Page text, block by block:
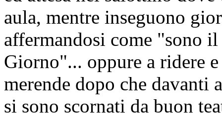
aula, mentre inseguono
affermandosi come "sono
Giorno"... oppure a ridere
merende dopo che
si sono scornati da buon